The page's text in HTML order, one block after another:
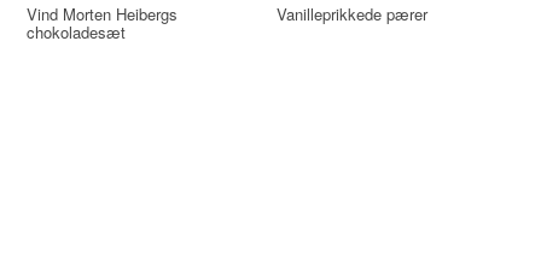
Vind Morten Heibergs
chokoladesæt
Vanilleprikkede pærer